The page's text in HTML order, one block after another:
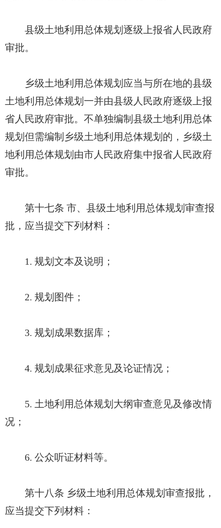
县级土地利用总体规划逐级上报省人民政府
审批。
乡级土地利用总体规划应当与所在地的县级
土地利用总体规划一并由县级人民政府逐级上报
省人民政府审批。不单独编制县级土地利用总体
规划但需编制乡级土地利用总体规划的，乡级土
地利用总体规划由市人民政府集中报省人民政府
审批。
第十七条 市、县级土地利用总体规划审查报
批，应当提交下列材料：
1. 规划文本及说明；
2. 规划图件；
3. 规划成果数据库；
4. 规划成果征求意见及论证情况；
5. 土地利用总体规划大纲审查意见及修改情
况；
6. 公众听证材料等。
第十八条 乡级土地利用总体规划审查报批，
应当提交下列材料：